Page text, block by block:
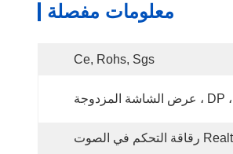
معلومات مفصلة
Ce, Rohs, Sgs